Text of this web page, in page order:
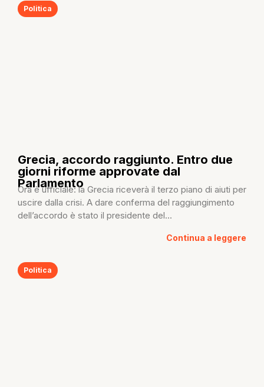
Politica
Grecia, accordo raggiunto. Entro due
giorni riforme approvate dal
Parlamento
Ora è ufficiale: la Grecia riceverà il terzo piano di aiuti per
uscire dalla crisi. A dare conferma del raggiungimento
dell’accordo è stato il presidente del...
Continua a leggere
Politica